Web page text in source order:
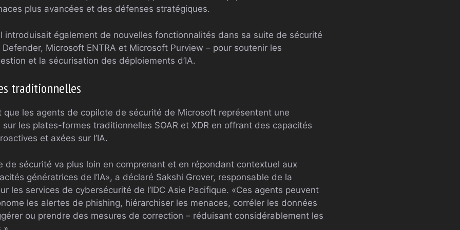
plus avancées et des défenses stratégiques.
introduisait également de nouvelles fonctionnalités dans sa suite de sécurité
Microsoft ENTRA et Microsoft Purview – pour soutenir les
et la sécurisation des déploiements d’IA.
traditionnelles
les agents de copilote de sécurité de Microsoft représentent une
les plates-formes traditionnelles SOAR et XDR en offrant des capacités
et axées sur l’IA.
de sécurité va plus loin en comprenant et en répondant contextuel aux
génératrices de l’IA», a déclaré Sakshi Grover, responsable de la
les services de cybersécurité de l’IDC Asie Pacifique. «Ces agents peuvent
les alertes de phishing, hiérarchiser les menaces, corréler les données
ou prendre des mesures de correction – réduisant considérablement les